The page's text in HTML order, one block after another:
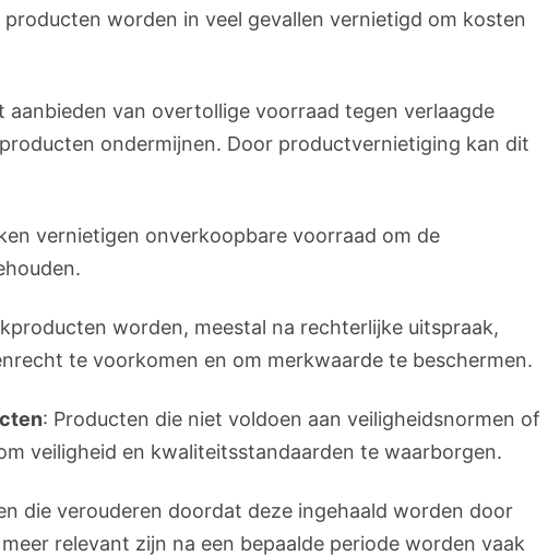
worden in veel gevallen vernietigd om kosten
aanbieden van overtollige voorraad tegen verlaagde
ondermijnen. Door productvernietiging kan dit
vernietigen onverkoopbare voorraad om de
worden, meestal na rechterlijke uitspraak,
te voorkomen en om merkwaarde te beschermen.
: Producten die niet voldoen aan veiligheidsnormen of
veiligheid en kwaliteitsstandaarden te waarborgen.
die verouderen doordat deze ingehaald worden door
relevant zijn na een bepaalde periode worden vaak